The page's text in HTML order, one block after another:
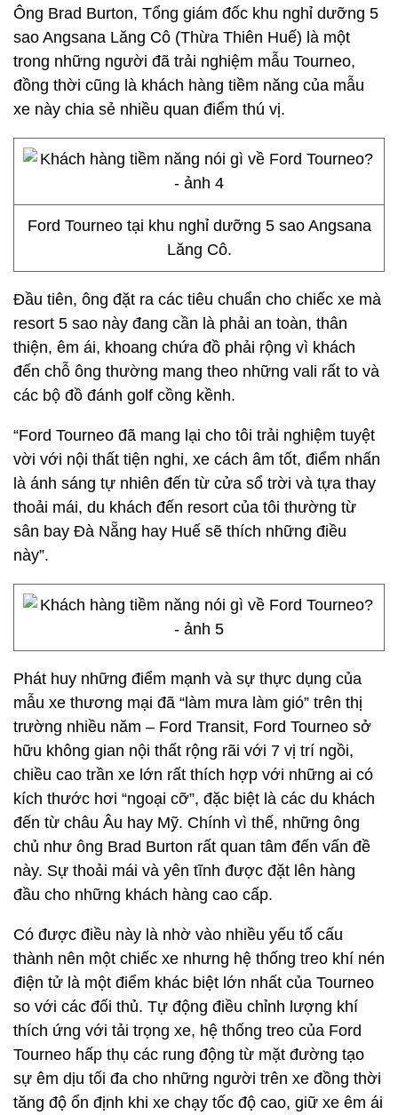
Ông Brad Burton, Tổng giám đốc khu nghỉ dưỡng 5
sao Angsana Lăng Cô (Thừa Thiên Huế) là một
trong những người đã trải nghiệm mẫu Tourneo,
đồng thời cũng là khách hàng tiềm năng của mẫu
xe này chia sẻ nhiều quan điểm thú vị.
Ford Tourneo tại khu nghỉ dưỡng 5 sao Angsana
Lăng Cô.
Đầu tiên, ông đặt ra các tiêu chuẩn cho chiếc xe mà
resort 5 sao này đang cần là phải an toàn, thân
thiện, êm ái, khoang chứa đồ phải rộng vì khách
đến chỗ ông thường mang theo những vali rất to và
các bộ đồ đánh golf cồng kềnh.
“Ford Tourneo đã mang lại cho tôi trải nghiệm tuyệt
vời với nội thất tiện nghi, xe cách âm tốt, điểm nhấn
là ánh sáng tự nhiên đến từ cửa sổ trời và tựa thay
thoải mái, du khách đến resort của tôi thường từ
sân bay Đà Nẵng hay Huế sẽ thích những điều
này”.
Phát huy những điểm mạnh và sự thực dụng của
mẫu xe thương mại đã “làm mưa làm gió” trên thị
trường nhiều năm – Ford Transit, Ford Tourneo sở
hữu không gian nội thất rộng rãi với 7 vị trí ngồi,
chiều cao trần xe lớn rất thích hợp với những ai có
kích thước hơi “ngoại cỡ”, đặc biệt là các du khách
đến từ châu Âu hay Mỹ. Chính vì thế, những ông
chủ như ông Brad Burton rất quan tâm đến vấn đề
này. Sự thoải mái và yên tĩnh được đặt lên hàng
đầu cho những khách hàng cao cấp.
Có được điều này là nhờ vào nhiều yếu tố cấu
thành nên một chiếc xe nhưng hệ thống treo khí nén
điện tử là một điểm khác biệt lớn nhất của Tourneo
so với các đối thủ. Tự động điều chỉnh lượng khí
thích ứng với tải trọng xe, hệ thống treo của Ford
Tourneo hấp thụ các rung động từ mặt đường tạo
sự êm dịu tối đa cho những người trên xe đồng thời
tăng độ ổn định khi xe chạy tốc độ cao, giữ xe êm ái